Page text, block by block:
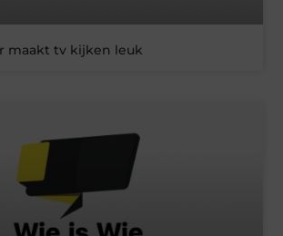
maakt tv kijken leuk